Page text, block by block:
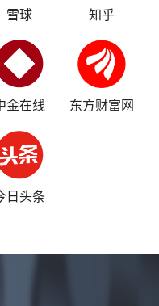
雪球 知乎
金在线 东方财富网
日头条